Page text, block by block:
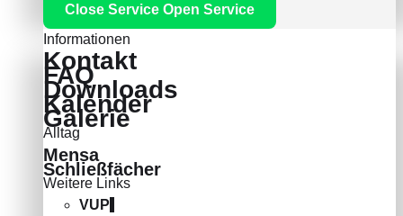
Close Service Open Service
Informationen
Kontakt
FAQ
Downloads
Kalender
Galerie
Alltag
Mensa
Schließfächer
Weitere Links
VUP